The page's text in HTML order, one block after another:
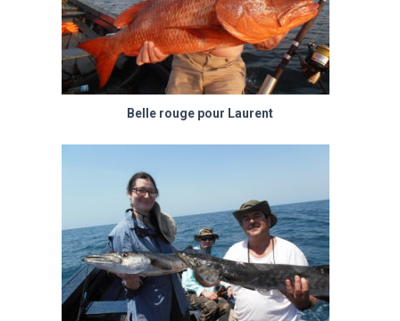
Belle rouge pour Laurent